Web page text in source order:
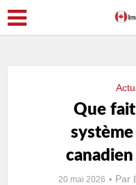
Que
20 mai 2026 Par